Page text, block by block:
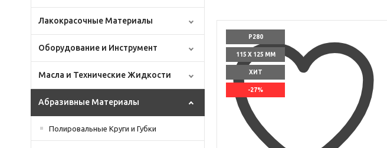
Лакокрасочные Материалы
Оборудование и Инструмент
Масла и Технические Жидкости
Абразивные Материалы
Полировальные Круги и Губки
P280
115 X 125 ММ
ХИТ
-27%